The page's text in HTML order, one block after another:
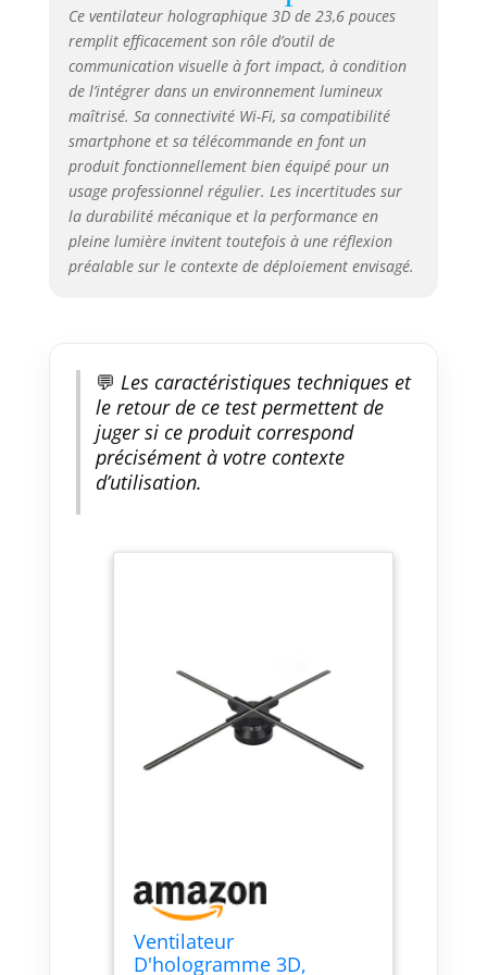
produites par la machine n'ont
ni bordures ni arrière-plans,
semblant flotter dans l'air,
créant ainsi un attrait visuel
optimal pour les produits ou les
événements. Largement utilisé :
la machine publicitaire
holographique trouve de
nombreuses applications dans
les grands magasins, les centres
commerciaux, les bars, les
restaurants, les transports
Ce ventilateur holographique 3D de 23,6 pouces
remplit efficacement son rôle d’outil de
communication visuelle à fort impact, à condition
de l’intégrer dans un environnement lumineux
maîtrisé. Sa connectivité Wi-Fi, sa compatibilité
smartphone et sa télécommande en font un
produit fonctionnellement bien équipé pour un
usage professionnel régulier. Les incertitudes sur
la durabilité mécanique et la performance en
pleine lumière invitent toutefois à une réflexion
préalable sur le contexte de déploiement envisagé.
💬 Les caractéristiques techniques et
le retour de ce test permettent de
juger si ce produit correspond
précisément à votre contexte
d’utilisation.
Ventilateur
D'hologramme 3D,